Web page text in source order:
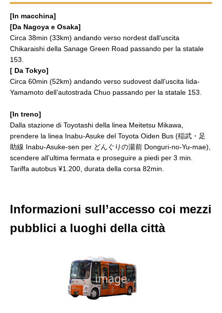
[In macchina]
[Da Nagoya e Osaka]
Circa 38min (33km) andando verso nordest dall’uscita
Chikaraishi della Sanage Green Road passando per la statale
153.
[ Da Tokyo]
Circa 60min (52km) andando verso sudovest dall’uscita Iida-
Yamamoto dell’autostrada Chuo passando per la statale 153.
[In treno]
Dalla stazione di Toyotashi della linea Meitetsu Mikawa,
prendere la linea Inabu-Asuke del Toyota Oiden Bus (稲武・足
助線 Inabu-Asuke-sen per どんぐりの湯前 Donguri-no-Yu-mae),
scendere all’ultima fermata e proseguire a piedi per 3 min.
Tariffa autobus ¥1.200, durata della corsa 82min.
Informazioni sull’accesso coi mezzi
pubblici a luoghi della città